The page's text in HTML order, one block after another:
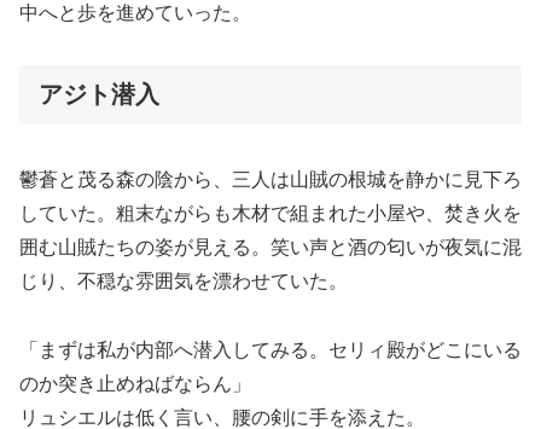
中へと歩を進めていった。
アジト潜入
鬱蒼と茂る森の陰から、三人は山賊の根城を静かに見下ろ
していた。粗末ながらも木材で組まれた小屋や、焚き火を
囲む山賊たちの姿が見える。笑い声と酒の匂いが夜気に混
じり、不穏な雰囲気を漂わせていた。
「まずは私が内部へ潜入してみる。セリィ殿がどこにいる
のか突き止めねばならん」
リュシエルは低く言い、腰の剣に手を添えた。